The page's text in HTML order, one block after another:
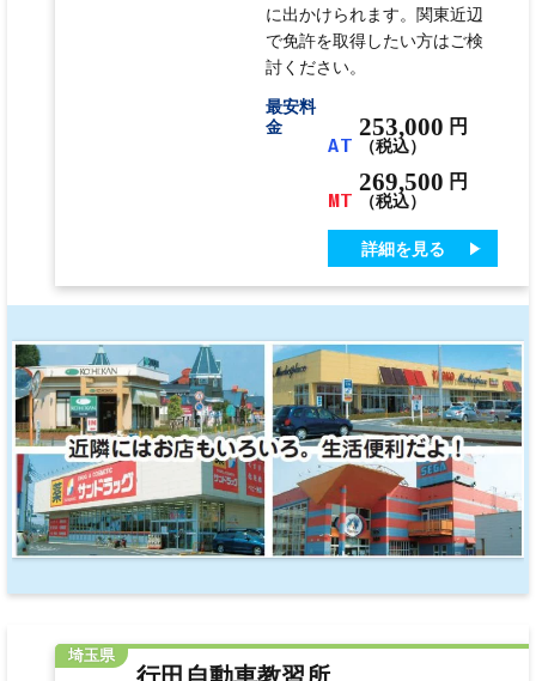
に出かけられます。関東近辺
で免許を取得したい方はご検
討ください。
最安料
金
AT
253,000 円
（税込）
MT
269,500 円
（税込）
詳細を見る
埼玉県